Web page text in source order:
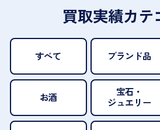
買取実績カテ
すべて ブランド品
お酒
宝石・
ジュエリー